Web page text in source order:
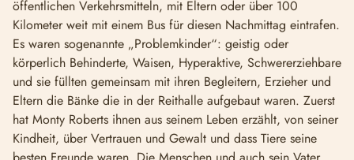
öffentlichen Verkehrsmitteln, mit Eltern oder über 100
Kilometer weit mit einem Bus für diesen Nachmittag eintrafen.
Es waren sogenannte „Problemkinder“: geistig oder
körperlich Behinderte, Waisen, Hyperaktive, Schwererziehbare
und sie füllten gemeinsam mit ihren Begleitern, Erzieher und
Eltern die Bänke die in der Reithalle aufgebaut waren. Zuerst
hat Monty Roberts ihnen aus seinem Leben erzählt, von seiner
Kindheit, über Vertrauen und Gewalt und dass Tiere seine